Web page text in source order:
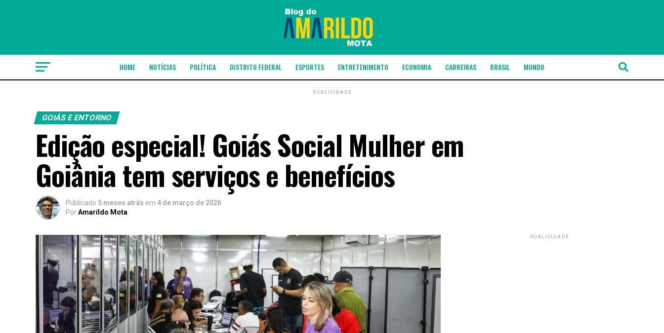
HOME NOTÍCIAS POLÍTICA DISTRITO FEDERAL ESPORTES ENTRETENIMENTO ECONOMIA CARREIRAS BRASIL MUNDO
PUBLICIDADE
GOIÁS E ENTORNO
Edição especial! Goiás Social Mulher em
Goiânia tem serviços e benefícios
Públicado 5 meses atrás em 4 de março de 2026
PorAmarildo Mota
PUBLICIDADE